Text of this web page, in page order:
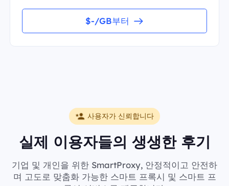
$-/GB부터
사용자가 신뢰합니다
실제 이용자들의 생생한 후기
기업 및 개인을 위한 SmartProxy, 안정적이고 안전하
며 고도로 맞춤화 가능한 스마트 프록시 및 스마트 프